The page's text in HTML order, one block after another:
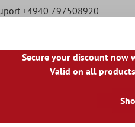
+4940 797508920
ES|PL|PT |FI |GR|RO
Placi De
Secure your discount now
Valid on all